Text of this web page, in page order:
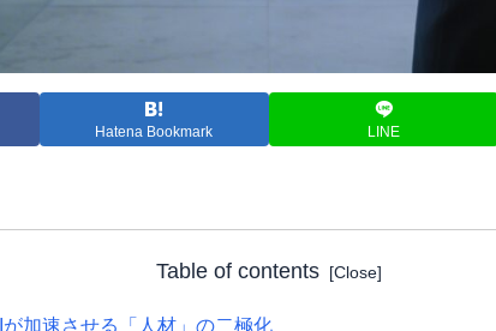
Hatena Bookmark LINE
Table of contents
が加速させる「人材」の二極化